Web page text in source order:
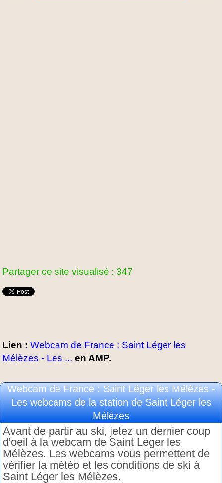
Partager ce site visualisé : 347
Lien : Webcam de France : Saint Léger les
Mélèzes - Les ... en AMP.
Webcam de France : Saint Léger les Mélèzes -
Les webcams de la station de Saint Léger les
Mélèzes
Avant de partir au ski, jetez un dernier coup
d'oeil à la webcam de Saint Léger les
Mélèzes. Les webcams vous permettent de
vérifier la météo et les conditions de ski à
Saint Léger les Mélèzes.